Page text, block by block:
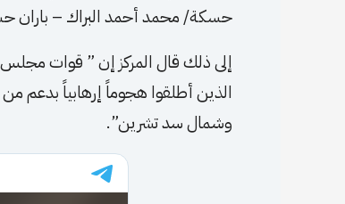
حسكة/ محمد أحمد البراك –
إلى ذلك قال المركز إن ” قوات
الذين أطلقوا هجوماً إرهابياً بدعم
وشمال سد تشرين”.